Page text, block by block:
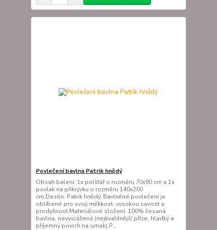
Povlečení bavlna Patrik hnědý
Obsah balení: 1x polštář o rozměru 70x90 cm a 1x
povlak na přikrývku o rozměru 140x200
cm.Dezén: Patrik hnědý. Bavlněné povlečení je
oblíbené pro svoji měkkost, vysokou savost a
prodyšnost.Materiálové složení: 100% česaná
bavlna, nevysrážená (nejkvalitnější příze, hladký a
příjemný povrch na omak).P...